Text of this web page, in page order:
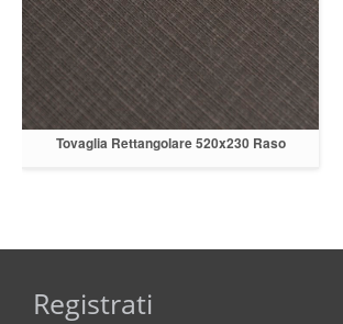
Tovaglia Rettangolare 520x230 Raso
Registrati